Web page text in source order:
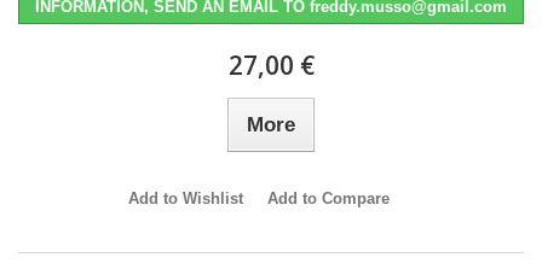
INFORMATION, SEND AN EMAIL TO freddy.musso@gmail.com
27,00 €
More
Add to Wishlist Add to Compare